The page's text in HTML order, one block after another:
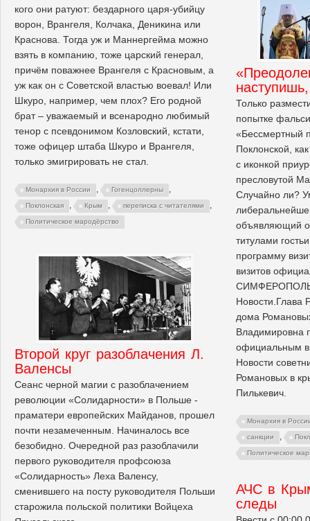
кого они ратуют: бездарного царя-убийцу
ворон, Врангеля, Колчака, Деникина или
Краснова. Тогда уж и Маннергейма можно
взять в компанию, тоже царский генерал,
причём поважнее Врангеля с Красновым, а
уж как он с Советской властью воевал! Или
Шкуро, например, чем плох? Его родной
брат – уважаемый и всенародно любимый
тенор с псевдонимом Козловский, кстати,
тоже офицер штаба Шкуро и Врангеля,
только эмигрировать не стал.
Монархия в России , Гогенцоллерны ,
Поклонская , Крым , переписка с читателями ,
Политическое мародёрство
Только
попытке
«Бессмертный
Поклонской,
с иконкой
пресловутой
Случайно ли?
объявляющий
титулами
программу
визитов
Новости.Глава
дома
Владимировна
официальным
Новости
Романовых в
Пилькевич.
Монархия в
санкции ,
Политическое
Второй круг разоблачения Л.
Валенсы
Сеанс черной магии с разоблачением
революции «Солидарности» в Польше -
праматери европейских Майданов, прошел
почти незамеченным. Начиналось все
безобидно. Очередной раз разоблачили
первого руководителя профсоюза
«Солидарность» Леха Валенсу,
сменившего на посту руководителя Польши
старожила польской политики Войцеха
АЧС в
следы